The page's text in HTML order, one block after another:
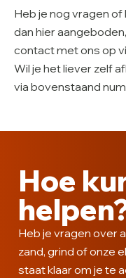
Heb je nog vragen
dan hier
contact met ons op
Wil je het liever zelf
via bovenstaand
Hoe
Heb je vragen over
zand, grind of onze
staat klaar om je te